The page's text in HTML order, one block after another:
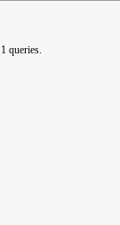
queries.